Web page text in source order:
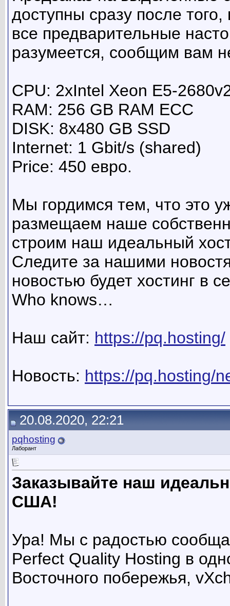
доступны сразу после
все предварительные
разумеется, сообщим вам
CPU: 2xIntel Xeon E5-
RAM: 256 GB RAM ECC
DISK: 8x480 GB SSD
Internet: 1 Gbit/s (shared)
Price: 450 евро.
Мы гордимся тем, что это
размещаем наше
строим наш идеальный
Следите за нашими
новостью будет хостинг в
Who knows…
Наш сайт: https://pq.hosting/
Новость: https://pq.hosting/
20.08.2020, 22:21
pqhosting
Лаборант
Заказывайте наш
США!
Ура! Мы с радостью
Perfect Quality Hosting в
Восточного побережья,